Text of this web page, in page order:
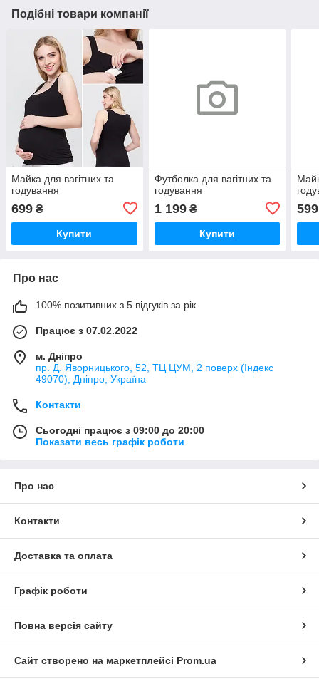
Подібні товари компанії
Майка для вагітних та
годування
699 ₴
Купити
Футболка для вагітних та
годування
1 199₴
Купити
599
Про нас
100% позитивних з 5 відгуків за рік
Працює з 07.02.2022
м. Дніпро
пр. Д. Яворницького, 52, ТЦ ЦУМ, 2 поверх (Індекс
49070), Дніпро, Україна
Контакти
Сьогодні працює з 09:00 до 20:00
Показати весь графік роботи
Про нас
Контакти
Доставка та оплата
Графік роботи
Повна версія сайту
Сайт створено на маркетплейсі Prom.ua